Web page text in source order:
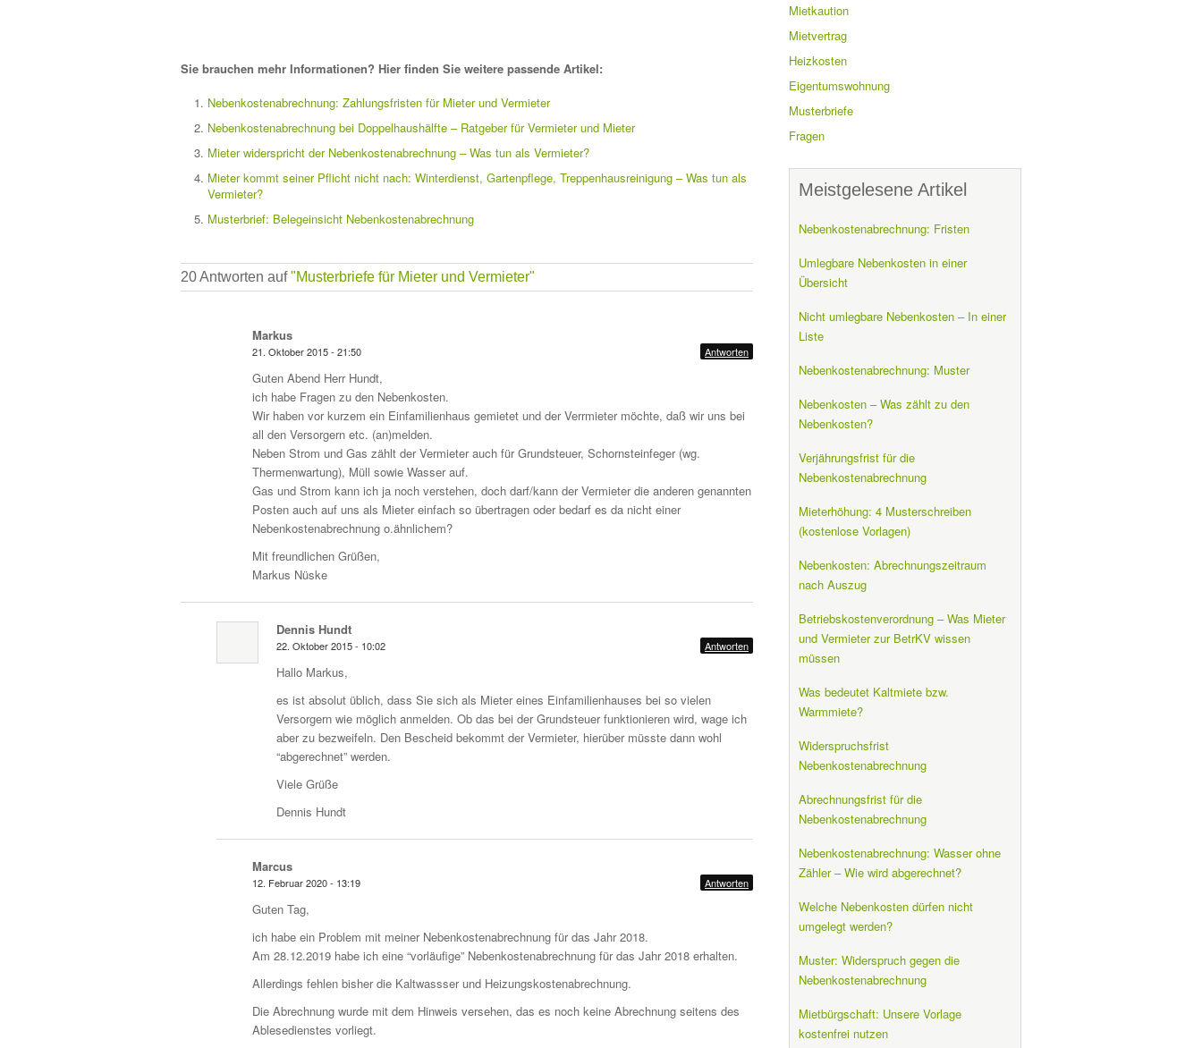
Sie brauchen mehr Informationen? Hier finden Sie weitere passende Artikel:
Nebenkostenabrechnung: Zahlungsfristen für Mieter und Vermieter
Nebenkostenabrechnung bei Doppelhaushälfte – Ratgeber für Vermieter und Mieter
Mieter widerspricht der Nebenkostenabrechnung – Was tun als Vermieter?
Mieter kommt seiner Pflicht nicht nach: Winterdienst, Gartenpflege, Treppenhausreinigung – Was tun als
Vermieter?
Musterbrief: Belegeinsicht Nebenkostenabrechnung
20 Antworten auf"Musterbriefe für Mieter und Vermieter"
Markus
21. Oktober 2015 - 21:50 Antworten
Guten Abend Herr Hundt,
ich habe Fragen zu den Nebenkosten.
Wir haben vor kurzem ein Einfamilienhaus gemietet und der Verrmieter möchte, daß wir uns bei
all den Versorgern etc. (an)melden.
Neben Strom und Gas zählt der Vermieter auch für Grundsteuer, Schornsteinfeger (wg.
Thermenwartung), Müll sowie Wasser auf.
Gas und Strom kann ich ja noch verstehen, doch darf/kann der Vermieter die anderen genannten
Posten auch auf uns als Mieter einfach so übertragen oder bedarf es da nicht einer
Nebenkostenabrechnung o.ähnlichem?
Mit freundlichen Grüßen,
Markus Nüske
Dennis Hundt
22. Oktober 2015 - 10:02 Antworten
Hallo Markus,
es ist absolut üblich, dass Sie sich als Mieter eines Einfamilienhauses bei so vielen
Versorgern wie möglich anmelden. Ob das bei der Grundsteuer funktionieren wird, wage ich
aber zu bezweifeln. Den Bescheid bekommt der Vermieter, hierüber müsste dann wohl
“abgerechnet” werden.
Viele Grüße
Dennis Hundt
Marcus
12. Februar 2020 - 13:19 Antworten
Guten Tag,
ich habe ein Problem mit meiner Nebenkostenabrechnung für das Jahr 2018.
Am 28.12.2019 habe ich eine “vorläufige” Nebenkostenabrechnung für das Jahr 2018 erhalten.
Allerdings fehlen bisher die Kaltwassser und Heizungskostenabrechnung.
Die Abrechnung wurde mit dem Hinweis versehen, das es noch keine Abrechnung seitens des
Ablesedienstes vorliegt.
Mietkaution
Mietvertrag
Heizkosten
Eigentumswohnung
Musterbriefe
Fragen
Meistgelesene Artikel
Nebenkostenabrechnung: Fristen
Umlegbare Nebenkosten in einer
Übersicht
Nicht umlegbare Nebenkosten – In einer
Liste
Nebenkostenabrechnung: Muster
Nebenkosten – Was zählt zu den
Nebenkosten?
Verjährungsfrist für die
Nebenkostenabrechnung
Mieterhöhung: 4 Musterschreiben
(kostenlose Vorlagen)
Nebenkosten: Abrechnungszeitraum
nach Auszug
Betriebskostenverordnung – Was Mieter
und Vermieter zur BetrKV wissen
müssen
Was bedeutet Kaltmiete bzw.
Warmmiete?
Widerspruchsfrist
Nebenkostenabrechnung
Abrechnungsfrist für die
Nebenkostenabrechnung
Nebenkostenabrechnung: Wasser ohne
Zähler – Wie wird abgerechnet?
Welche Nebenkosten dürfen nicht
umgelegt werden?
Muster: Widerspruch gegen die
Nebenkostenabrechnung
Mietbürgschaft: Unsere Vorlage
kostenfrei nutzen